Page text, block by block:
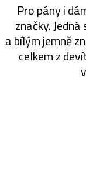
Pro pány i
značky.
a bílým jemně
celkem z